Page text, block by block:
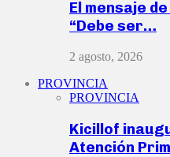
El mensaje
“Debe ser…
2 agosto, 2026
PROVINCIA
PROVINCIA
Kicillof
Atención